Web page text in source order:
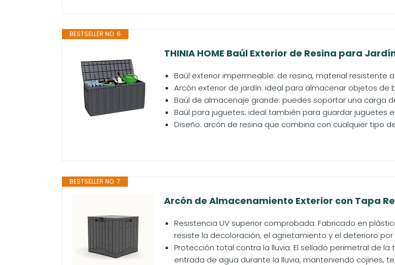
BESTSELLER NO. 6
THINIA HOME Baúl Exterior de Resina para
Baúl exterior impermeable: de resina, material resistente
Arcón exterior de jardín: ideal para almacenar objetos de
Baúl de almacenaje grande: puedes soportar una carga
Baúl para juguetes: ideal también para guardar juguetes
Diseño: arcón de resina que combina con cualquier tipo
BESTSELLER NO. 7
Arcón de Almacenamiento Exterior con Tapa
Resistencia UV superior comprobada: Fabricado en
resiste la decoloración, el agrietamiento y el deterioro por
Protección total contra la lluvia: El sellado perimetral de
entrada de agua durante la lluvia, manteniendo cojines,